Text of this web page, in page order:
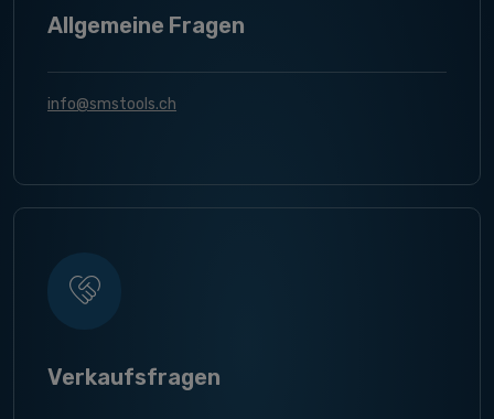
Allgemeine Fragen
info@smstools.ch
Verkaufsfragen